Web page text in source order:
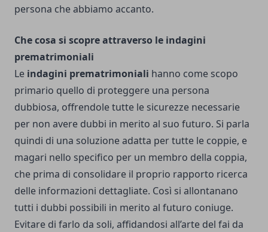
persona che abbiamo accanto.
Che cosa si scopre attraverso le indagini
prematrimoniali
Le indagini prematrimoniali hanno come scopo
primario quello di proteggere una persona
dubbiosa, offrendole tutte le sicurezze necessarie
per non avere dubbi in merito al suo futuro. Si parla
quindi di una soluzione adatta per tutte le coppie, e
magari nello specifico per un membro della coppia,
che prima di consolidare il proprio rapporto ricerca
delle informazioni dettagliate. Così si allontanano
tutti i dubbi possibili in merito al futuro coniuge.
Evitare di farlo da soli, affidandosi all’arte del fai da